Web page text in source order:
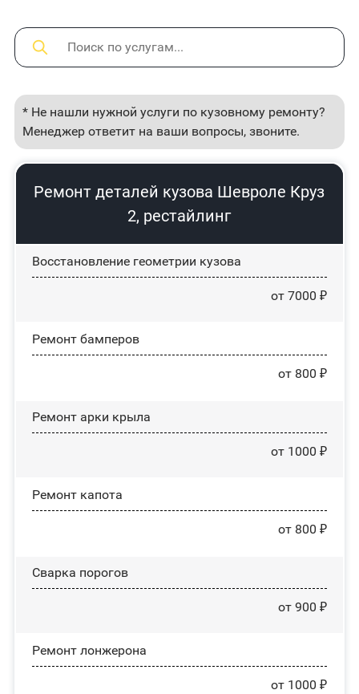
* Не нашли нужной услуги по кузовному ремонту?
Менеджер ответит на ваши вопросы, звоните.
Ремонт деталей кузова Шевроле Круз
2, рестайлинг
Восстановление геометрии кузова
от 7000 ₽
Ремонт бамперов
от 800 ₽
Ремонт арки крыла
от 1000 ₽
Ремонт капота
от 800 ₽
Сварка порогов
от 900 ₽
Ремонт лонжерона
от 1000 ₽